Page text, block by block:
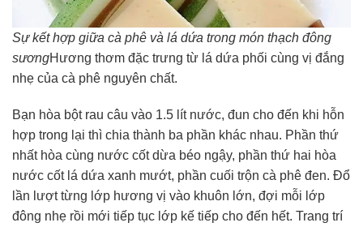
Sự kết hợp giữa cà phê và lá dứa trong món thạch đông
sươngHương thơm đặc trưng từ lá dứa phối cùng vị đắng
nhẹ của cà phê nguyên chất.
Bạn hòa bột rau câu vào 1.5 lít nước, đun cho đến khi hỗn
hợp trong lại thì chia thành ba phần khác nhau. Phần thứ
nhất hòa cùng nước cốt dừa béo ngậy, phần thứ hai hòa
nước cốt lá dứa xanh mướt, phần cuối trộn cà phê đen. Đổ
lần lượt từng lớp hương vị vào khuôn lớn, đợi mỗi lớp
đông nhẹ rồi mới tiếp tục lớp kế tiếp cho đến hết. Trang trí